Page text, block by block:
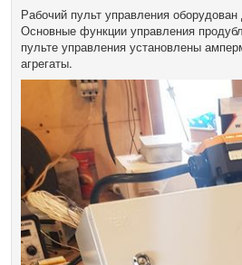
Рабочий пульт управления
Основные функции управления
пульте управления установлены
агрегаты.